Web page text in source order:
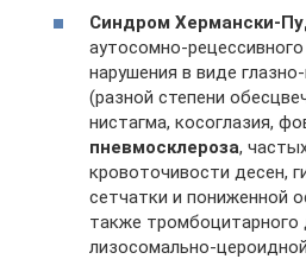
Синдром Хермански-
аутосомно-
нарушения в виде
(разной степени
нистагма, косоглазия,
пневмосклероза,
кровоточивости десен,
сетчатки и пониженной
также тромбоцитарного
лизосомально-